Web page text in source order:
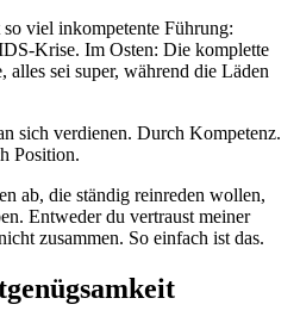
viel inkompetente Führung:
Krise. Im Osten: Die komplette
alles sei super, während die Läden
sich verdienen. Durch Kompetenz.
Position.
ab, die ständig reinreden wollen,
Entweder du vertraust meiner
zusammen. So einfach ist das.